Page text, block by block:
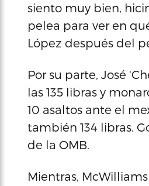
siento muy bien,
pelea para ver en
López después del
Por su parte, José
las 135 libras y
10 asaltos ante el
también 134 libras.
de la OMB.
Mientras,